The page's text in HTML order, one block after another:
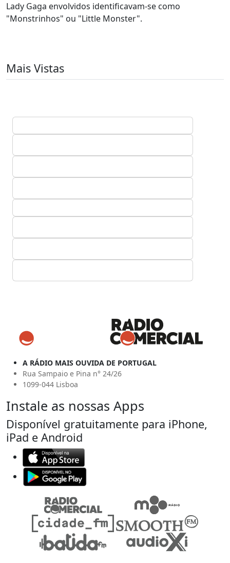
Lady Gaga envolvidos identificavam-se como
"Monstrinhos" ou "Little Monster".
Mais Vistas
A RÁDIO MAIS OUVIDA DE PORTUGAL
Rua Sampaio e Pina n° 24/26
1099-044 Lisboa
Instale as nossas Apps
Disponível gratuitamente para iPhone,
iPad e Android